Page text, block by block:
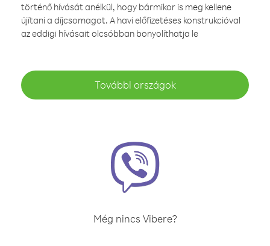
történő hívását anélkül, hogy bármikor is meg kellene
újítani a díjcsomagot. A havi előfizetéses konstrukcióval
az eddigi hívásait olcsóbban bonyolíthatja le
További országok
Még nincs Vibere?